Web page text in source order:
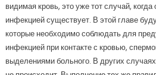
видимая кровь, это уже тот случай,
инфекцией существует. В этой главе
которые необходимо соблюдать для
инфекцией при контакте с кровью,
выделениями больного. В других